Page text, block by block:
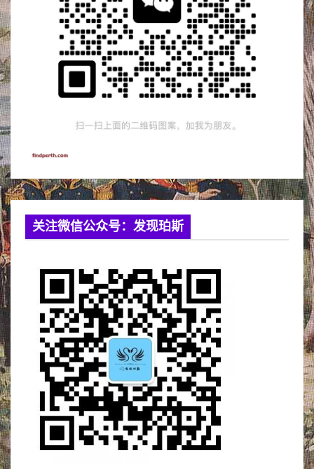
关注微信公众号：发现珀斯